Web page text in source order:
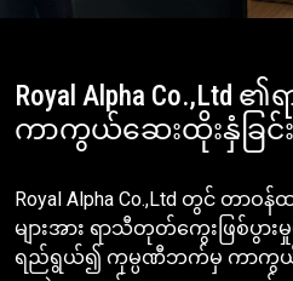
Royal Alpha
ကာကွယ်ဆေးထိုးနှံခြင်
Royal Alpha Co.,Ltd တွင် တာဝ
များအား ရာသီတုတ်ကွေးဖြစ်ပွာ
ရည်ရွယ်၍ ကုမ္ပဏီဘက်မှ ကာကွယ်ဆ
Careers
Contact Us
English